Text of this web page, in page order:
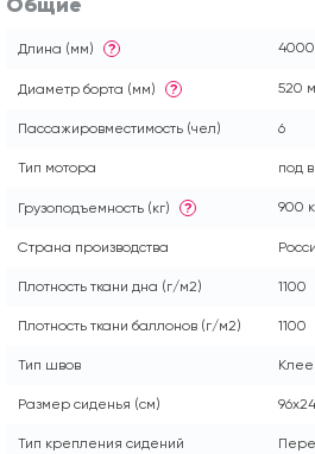
Общие
Длина (мм) ?
Диаметр борта (мм) ? 520
Пассажировместимость (чел) 6
Тип мотора под
Грузоподъемность (кг) ? 900
Страна производства
Плотность ткани дна (г/м2) 1100
Плотность ткани баллонов (г/м2) 1100
Тип швов
Размер сиденья (см) 96x24
Тип крепления сидений